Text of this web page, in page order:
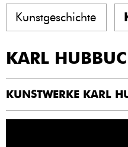
Kunstgeschichte
KARL
KUNSTWERKE KARL